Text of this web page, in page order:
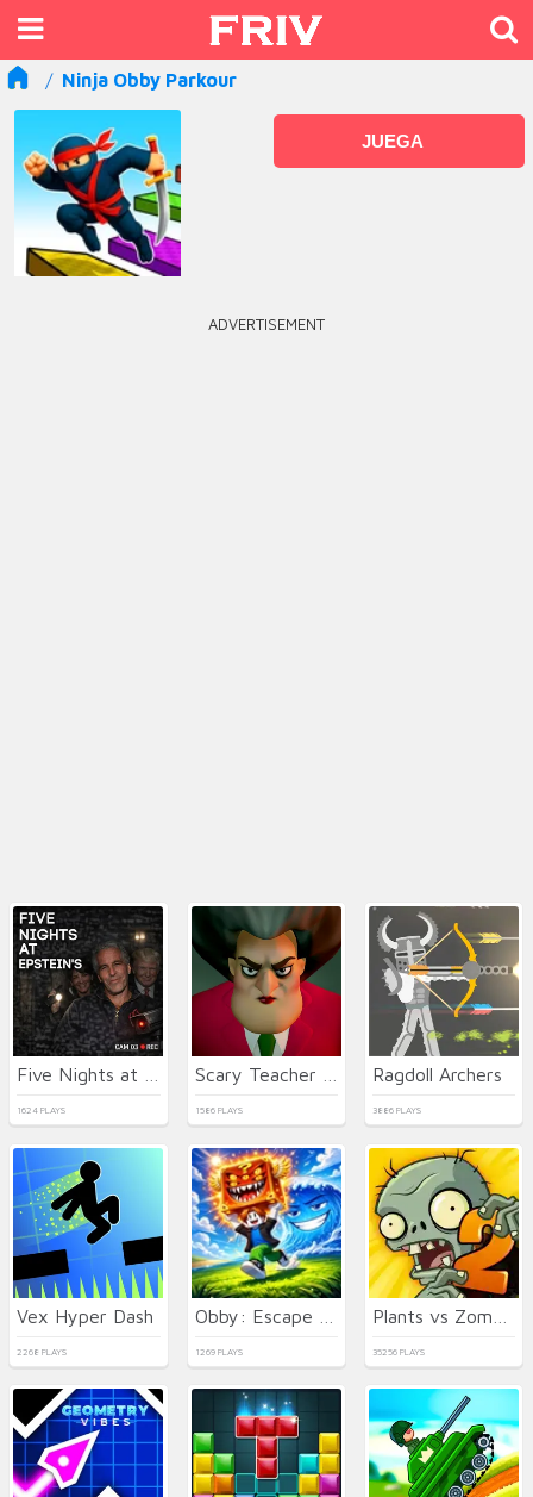
Ninja Obby Parkour
JUEGA
ADVERTISEMENT
1624 PLAYS 1586 PLAYS
Ragdoll Archers
3886 PLAYS
Vex Hyper Dash
2268 PLAYS 1269 PLAYS 35256 PLAYS